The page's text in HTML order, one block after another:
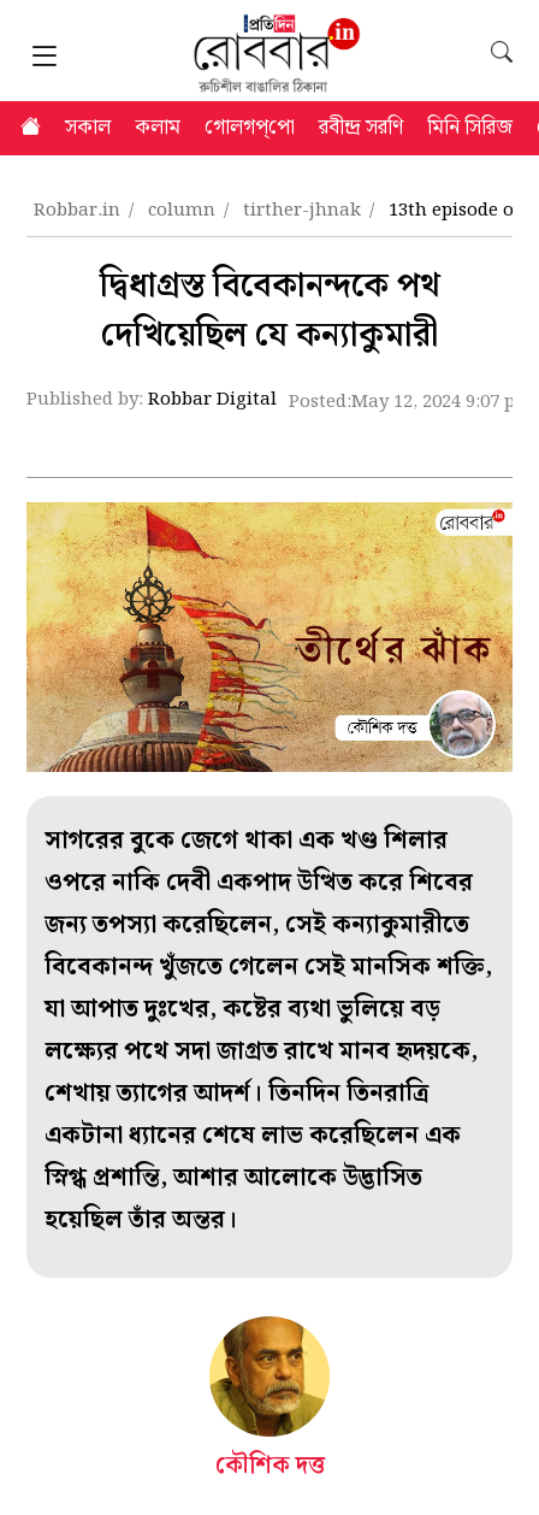
সকাল কলাম গোলগপ্‌পো রবীন্দ্র সরণি মিনি সিরিজ
Robbar.in column tirther-jhnak 13th episode of
দ্বিধাগ্রস্ত বিবেকানন্দকে পথ
দেখিয়েছিল যে কন্যাকুমারী
Published by:Robbar Digital Posted:May 12, 2024 9:07 pm
সাগরের বুকে জেগে থাকা এক খণ্ড শিলার
ওপরে নাকি দেবী একপাদ উত্থিত করে শিবের
জন্য তপস্যা করেছিলেন, সেই কন্যাকুমারীতে
বিবেকানন্দ খুঁজতে গেলেন সেই মানসিক শক্তি,
যা আপাত দুঃখের, কষ্টের ব্যথা ভুলিয়ে বড়
লক্ষ্যের পথে সদা জাগ্রত রাখে মানব হৃদয়কে,
শেখায় ত্যাগের আদর্শ। তিনদিন তিনরাত্রি
একটানা ধ্যানের শেষে লাভ করেছিলেন এক
স্নিগ্ধ প্রশান্তি, আশার আলোকে উদ্ভাসিত
হয়েছিল তাঁর অন্তর।
কৌশিক দত্ত